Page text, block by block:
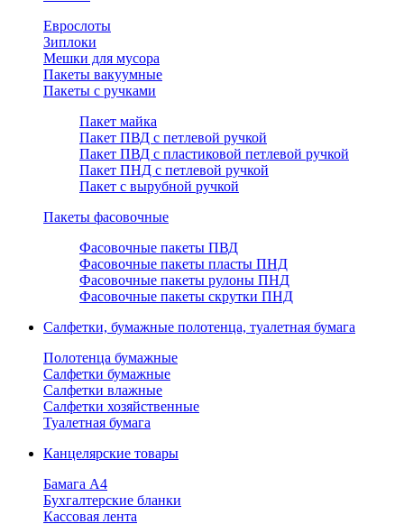
Еврослоты
Зиплоки
Мешки для мусора
Пакеты вакуумные
Пакеты с ручками
Пакет майка
Пакет ПВД с петлевой ручкой
Пакет ПВД с пластиковой петлевой ручкой
Пакет ПНД с петлевой ручкой
Пакет с вырубной ручкой
Пакеты фасовочные
Фасовочные пакеты ПВД
Фасовочные пакеты пласты ПНД
Фасовочные пакеты рулоны ПНД
Фасовочные пакеты скрутки ПНД
Салфетки, бумажные полотенца, туалетная бумага
Полотенца бумажные
Салфетки бумажные
Салфетки влажные
Салфетки хозяйственные
Туалетная бумага
Канцелярские товары
Бамага А4
Бухгалтерские бланки
Кассовая лента